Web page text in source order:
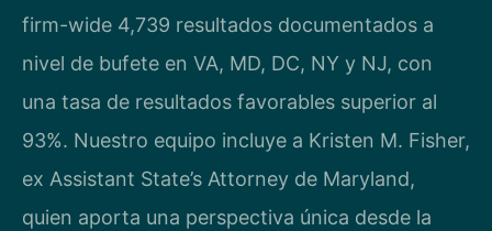
firm-wide 4,739 resultados documentados a
nivel de bufete en VA, MD, DC, NY y NJ, con
una tasa de resultados favorables superior al
93%. Nuestro equipo incluye a Kristen M. Fisher,
ex Assistant State’s Attorney de Maryland,
quien aporta una perspectiva única desde la